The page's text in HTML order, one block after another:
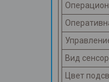
Вид
Цвет